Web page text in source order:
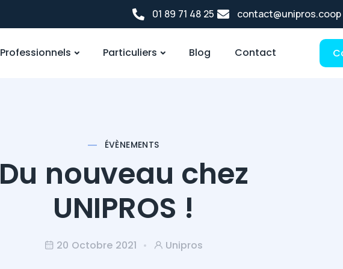
01 89 71 48 25 contact@unipros.coop
Professionnels Particuliers Blog Contact
ÉVÈNEMENTS
Du nouveau chez
UNIPROS !
20 Octobre 2021 Unipros